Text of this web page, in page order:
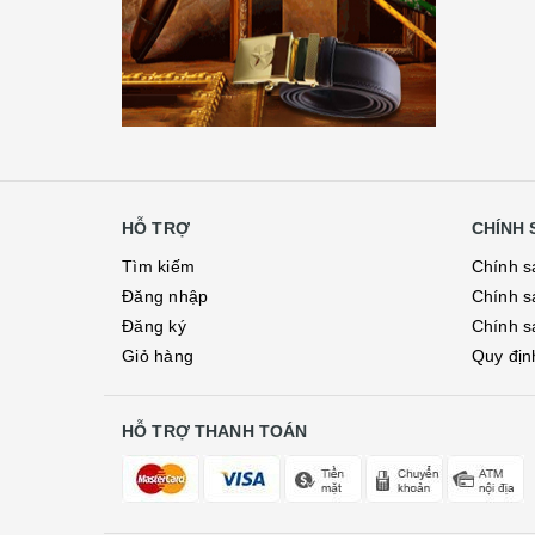
HỖ TRỢ
Tìm kiếm
Đăng nhập
Đăng ký
Giỏ hàng
CHÍNH
Chính
Chính
Chính
Quy
HỖ TRỢ THANH TOÁN